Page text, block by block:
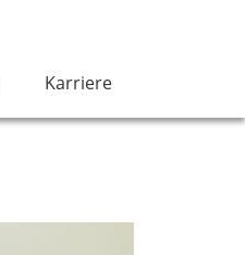
Karriere